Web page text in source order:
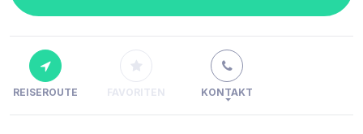
REISEROUTE FAVORITEN KONTAKT